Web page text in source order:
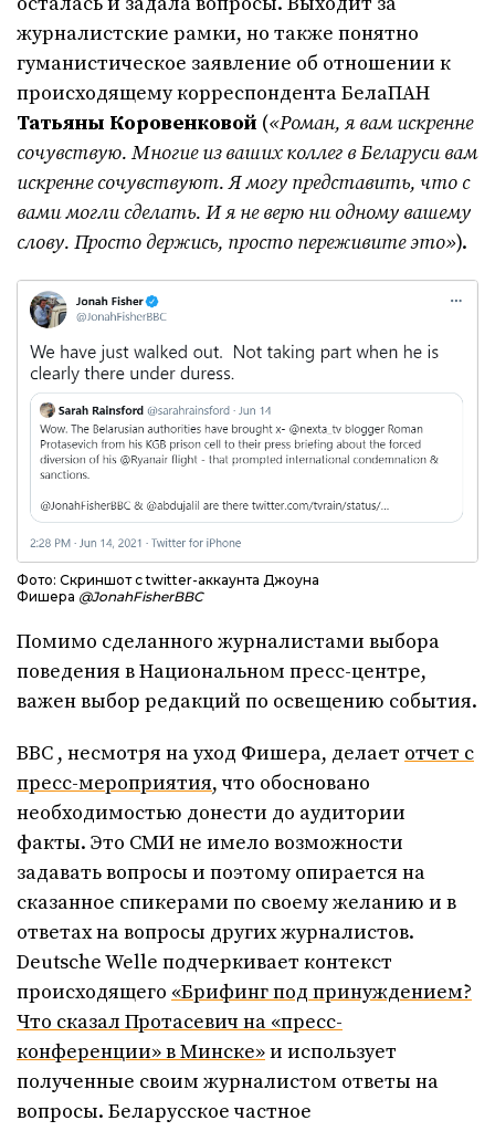
журналистские рамки, но также понятно
гуманистическое заявление об отношении к
происходящему корреспондента БелаПАН
Татьяны Коровенковой («Роман, я вам искренне
сочувствую. Многие из ваших коллег в Беларуси вам
искренне сочувствуют. Я могу представить, что с
вами могли сделать. И я не верю ни одному вашему
слову. Просто держись, просто переживите это»).
Фото: Скриншот с twitter-аккаунта Джоуна
Фишера @JonahFisherBBC
Помимо сделанного журналистами выбора
поведения в Национальном пресс-центре,
важен выбор редакций по освещению события.
BBC , несмотря на уход Фишера, делает отчет с
пресс-мероприятия, что обосновано
необходимостью донести до аудитории
факты. Это СМИ не имело возможности
задавать вопросы и поэтому опирается на
сказанное спикерами по своему желанию и в
ответах на вопросы других журналистов.
Deutsche Welle подчеркивает контекст
происходящего «Брифинг под принуждением?
Что сказал Протасевич на «пресс-
конференции» в Минске»и использует
полученные своим журналистом ответы на
вопросы. Беларусское частное